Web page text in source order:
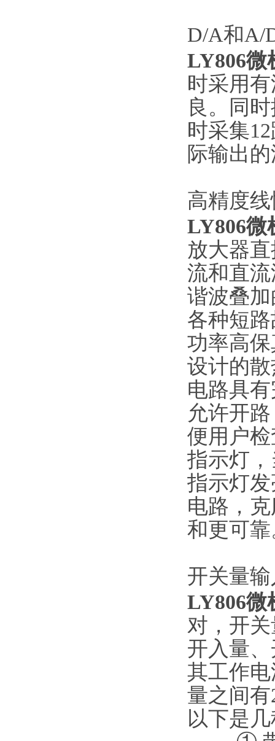
D/A和A/
LY806微
时采用
良。同
时采集
际输出
高精度
LY806微
放大器
流和直
谐波叠
各种短
功率高
设计的
电路具
允许开
便用户
指示灯
指示灯
电路，
和更可
开关量
LY806微
对，开
开入量
其工作
量之间
以下是